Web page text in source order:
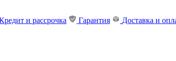
и рассрочка Гарантия Доставка и